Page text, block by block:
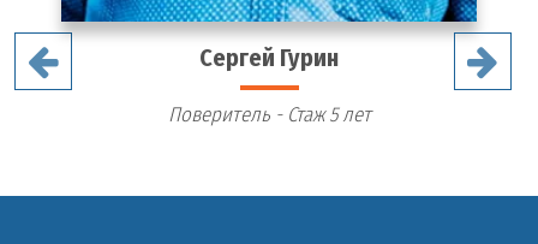
Сергей Гурин
Поверитель - Стаж 5 лет